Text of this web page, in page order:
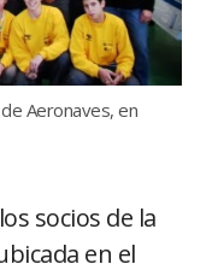
Aeronaves, en
socios de la
en el